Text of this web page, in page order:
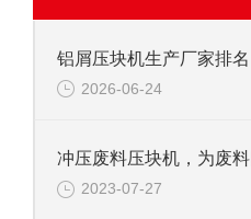
2026-06-24
2023-07-27